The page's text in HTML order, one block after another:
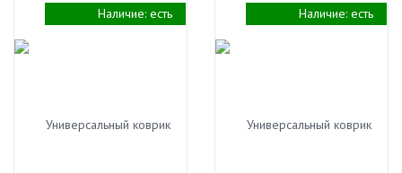
Наличие: есть Наличие: есть